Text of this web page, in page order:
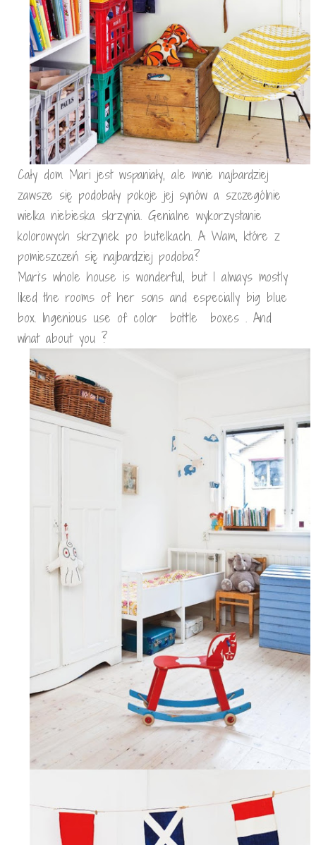
Cały dom Mari jest wspaniały, ale mnie najbardziej
zawsze się podobały pokoje jej synów a szczególnie
wielka niebieska skrzynia. Genialne wykorzystanie
kolorowych skrzynek po butelkach. A Wam, które z
pomieszczeń się najbardziej podoba?
Mari’s whole house is wonderful, but I always mostly
liked the rooms of her sons and especially big blue
box. Ingenious use of color bottle boxes . And
what about you ?